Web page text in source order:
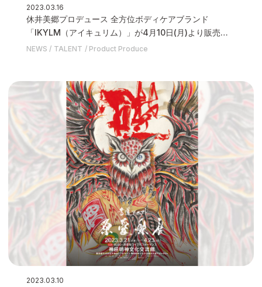
2023.03.16
休井美郷プロデュース 全方位ボディケアブランド
「IKYLM（アイキュリム）」が4月10日(月)より販売開
始いたします
NEWS TALENT Product Produce
2023.03.10